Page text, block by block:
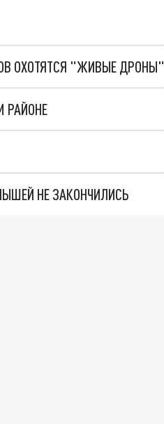
ОХОТЯТСЯ "ЖИВЫЕ ДРОНЫ"
РАЙОНЕ
НЕ ЗАКОНЧИЛИСЬ